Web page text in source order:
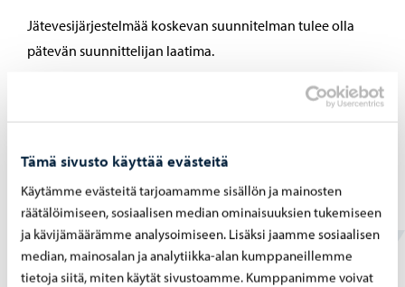
Tämä sivusto käyttää evästeitä
Käytämme evästeitä tarjoamamme sisällön ja mainosten
räätälöimiseen, sosiaalisen median ominaisuuksien tukemiseen
ja kävijämäärämme analysoimiseen. Lisäksi jaamme sosiaalisen
median, mainosalan ja analytiikka-alan kumppaneillemme
tietoja siitä, miten käytät sivustoamme. Kumppanimme voivat
Jätevesijärjestelmää koskevan suunnitelman tulee olla
pätevän suunnittelijan laatima.
Kiinteistön jätevesijärjestelmää koskevat luvat haetaan
Rakennusvalvonta pyytää jätevesijärjestelmän
Lausunnossa otetaan kantaa siihen, soveltuuko
suunniteltu järjestelmä kyseessä olevalle kiinteistölle.
Ilmoitus kiinteistön jätevesien käsittelystä ja johtamisesta